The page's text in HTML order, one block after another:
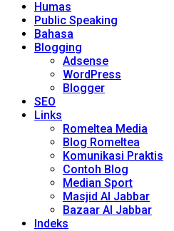
Humas
Public Speaking
Bahasa
Blogging
Adsense
WordPress
Blogger
SEO
Links
Romeltea Media
Blog Romeltea
Komunikasi Praktis
Contoh Blog
Median Sport
Masjid Al Jabbar
Bazaar Al Jabbar
Indeks